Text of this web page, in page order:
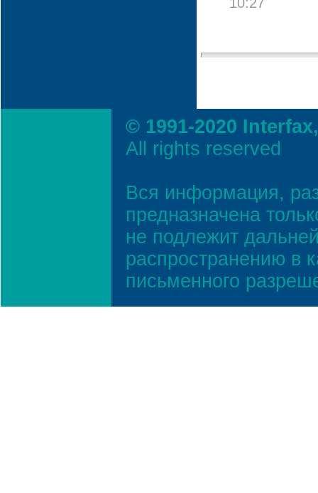
10:27
© 1991-2020
All rights reserved
Вся информация,
предназначена
не подлежит
распространению в
письменного